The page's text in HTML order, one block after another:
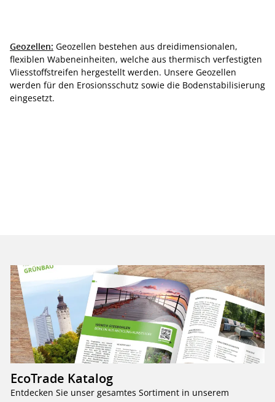
Geozellen: Geozellen bestehen aus dreidimensionalen,
flexiblen Wabeneinheiten, welche aus thermisch verfestigten
Vliesstoffstreifen hergestellt werden. Unsere Geozellen
werden für den Erosionsschutz sowie die Bodenstabilisierung
eingesetzt.
EcoTrade Katalog
Entdecken Sie unser gesamtes Sortiment in unserem